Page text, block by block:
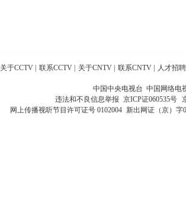
关于CCTV | 联系CCTV | 关于CNTV | 联系CNTV | 人才招聘
中国中央电视台 中国网络电
违法和不良信息举报 京ICP证060535号
网上传播视听节目许可证号 0102004 新出网证（京）